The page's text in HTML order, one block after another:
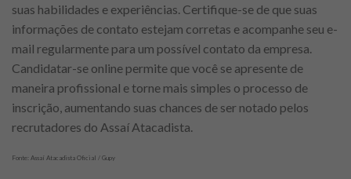
suas habilidades e experiências. Certifique-se de que suas
informações de contato estejam corretas e acompanhe seu e-
mail regularmente para um possível contato da empresa.
Candidatar-se online permite que você se apresente de
maneira profissional e torne mais simples o processo de
inscrição, aumentando suas chances de ser notado pelos
recrutadores do Assaí Atacadista.
Fonte: Assaí Atacadista Oficial / Gupy